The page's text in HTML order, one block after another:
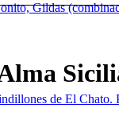
Gildas
de El